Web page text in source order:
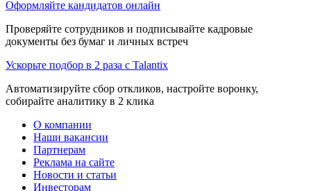
Оформляйте кандидатов онлайн
Проверяйте сотрудников и подписывайте кадровые
документы без бумаг и личных встреч
Ускорьте подбор в 2 раза с Talantix
Автоматизируйте сбор откликов, настройте воронку,
собирайте аналитику в 2 клика
О компании
Наши вакансии
Партнерам
Реклама на сайте
Новости и статьи
Инвесторам